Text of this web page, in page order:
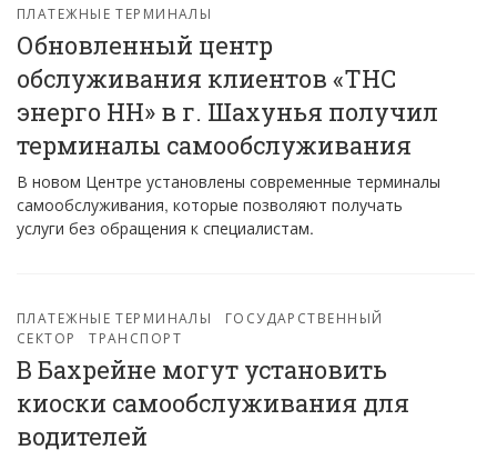
ПЛАТЕЖНЫЕ ТЕРМИНАЛЫ
Обновленный центр
обслуживания клиентов «ТНС
энерго НН» в г. Шахунья получил
терминалы самообслуживания
В новом Центре установлены современные терминалы
самообслуживания, которые позволяют получать
услуги без обращения к специалистам.
ПЛАТЕЖНЫЕ ТЕРМИНАЛЫ
ГОСУДАРСТВЕННЫЙ
СЕКТОР
ТРАНСПОРТ
В Бахрейне могут установить
киоски самообслуживания для
водителей